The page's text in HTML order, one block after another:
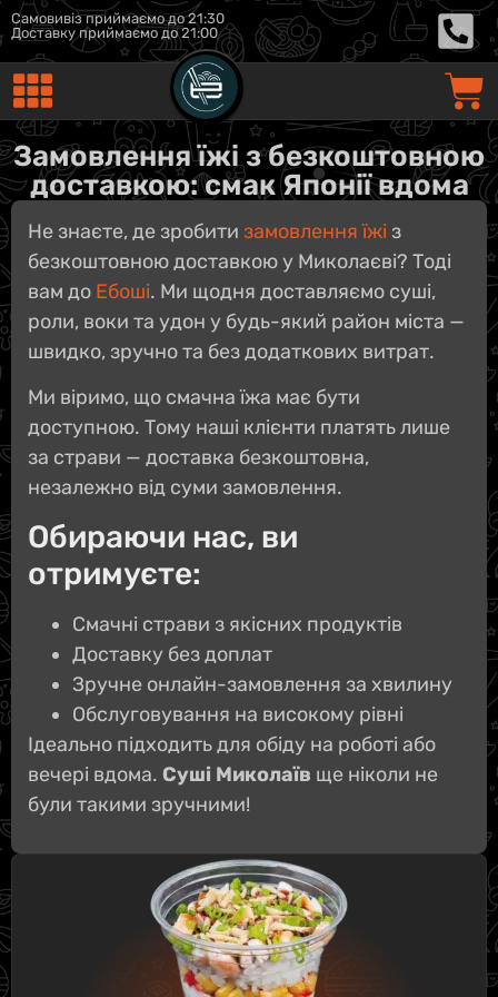
Самовивіз приймаємо до 21:30
Доставку приймаємо до 21:00
Замовлення їжі з безкоштовною
доставкою: смак Японії вдома
Не знаєте, де зробити замовлення їжі з
безкоштовною доставкою у Миколаєві? Тоді
вам до Ебоші. Ми щодня доставляємо суші,
роли, воки та удон у будь-який район міста —
швидко, зручно та без додаткових витрат.
Ми віримо, що смачна їжа має бути
доступною. Тому наші клієнти платять лише
за страви — доставка безкоштовна,
незалежно від суми замовлення.
Обираючи нас, ви
отримуєте:
Смачні страви з якісних продуктів
Доставку без доплат
Зручне онлайн-замовлення за хвилину
Обслуговування на високому рівні
Ідеально підходить для обіду на роботі або
вечері вдома. Суші Миколаїв ще ніколи не
були такими зручними!